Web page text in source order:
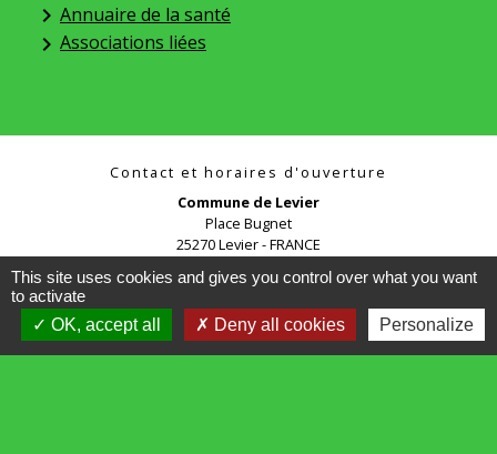
keyboard_arrow_right Annuaire de la santé
keyboard_arrow_right Associations liées
Contact et horaires d'ouverture
Commune de Levier
Place Bugnet
25270 Levier - FRANCE
This site uses cookies and gives you control over what you want
to activate
OK, accept all
Deny all cookies Personalize